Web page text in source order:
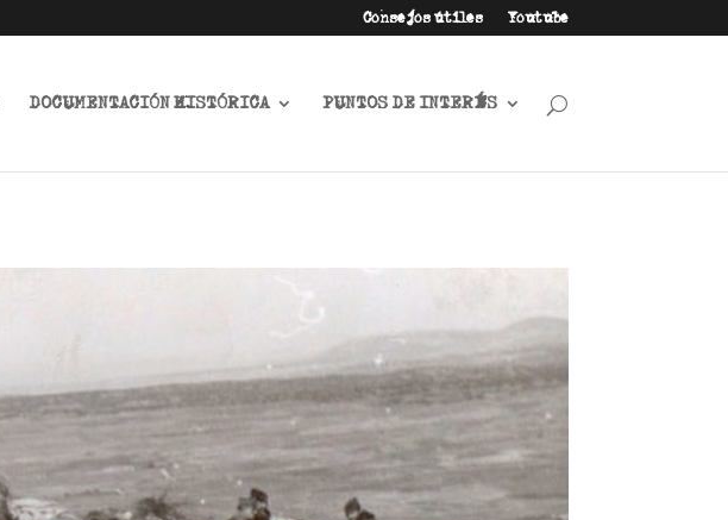
Consejos útiles Youtube
DOCUMENTACIÓN HISTÓRICA PUNTOS DE INTERÉS